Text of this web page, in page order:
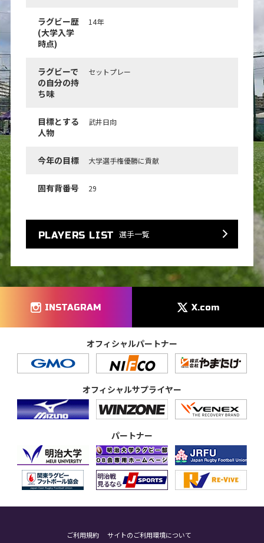
ラグビー歴
(大学入学
時点)
14年
ラグビーで
の自分の持
ち味
セットプレー
目標とする
人物
武井日向
今年の目標 大学選手権優勝に貢献
固有背番号 29
PLAYERS LIST 選手一覧
INSTAGRAM X.com
オフィシャルパートナー
オフィシャルサプライヤー
パートナー
ご利用規約 サイトのご利用環境について